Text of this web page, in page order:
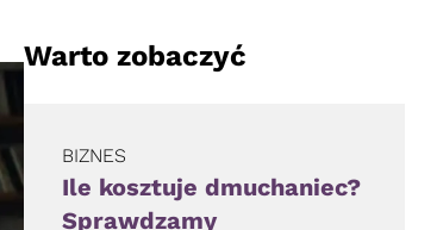
Warto zobaczyć
BIZNES
Ile kosztuje dmuchaniec?
Sprawdzamy